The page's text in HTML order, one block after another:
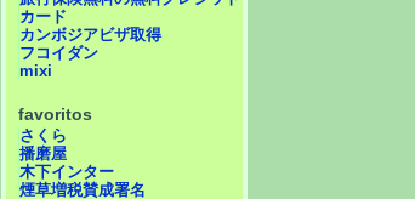
カード
カンボジアビザ取得
フコイダン
mixi
favoritos
さくら
播磨屋
木下インター
煙草増税賛成署名